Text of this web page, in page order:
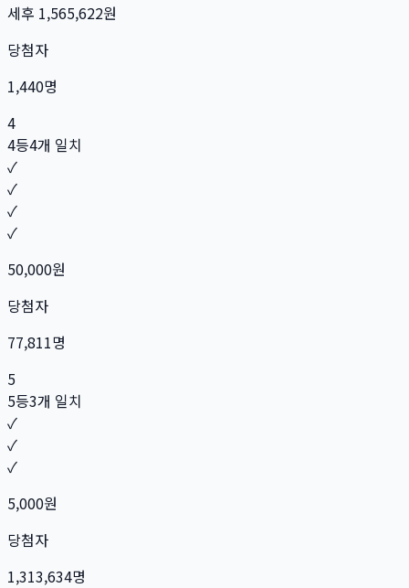
세후 1,565,622원
당첨자
1,440명
4
4등4개 일치
✓
✓
✓
✓
50,000원
당첨자
77,811명
5
5등3개 일치
✓
✓
✓
5,000원
당첨자
1,313,634명